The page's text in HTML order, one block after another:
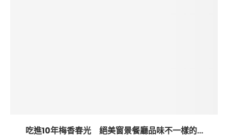
吃進10年梅香春光 絕美窗景餐廳品味不一樣的...